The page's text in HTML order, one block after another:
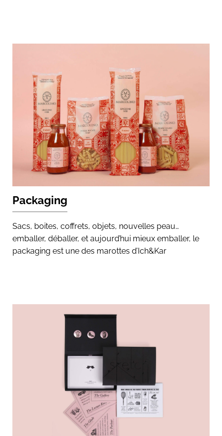
Packaging
Sacs, boites, coffrets, objets, nouvelles peau…
emballer, déballer, et aujourd’hui mieux emballer, le
packaging est une des marottes d’Ich&Kar